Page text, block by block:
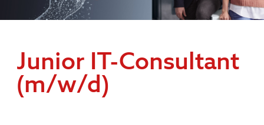
Junior IT-Consultant
(m/w/d)